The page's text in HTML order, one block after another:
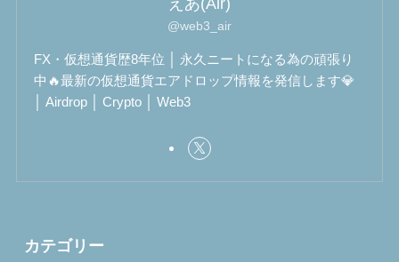
@web3_air
FX・仮想通貨歴8年位 │ 永久ニートになる為の頑張り
中🔥最新の仮想通貨エアドロップ情報を発信します💎
│ Airdrop │ Crypto │ Web3
カテゴリー